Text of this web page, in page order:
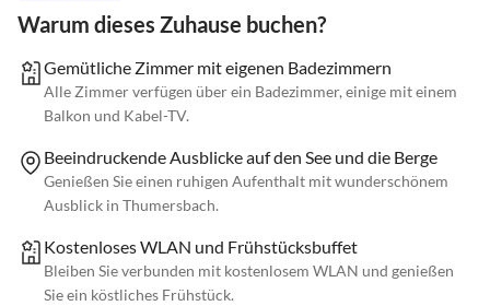
Warum dieses Zuhause buchen?
Gemütliche Zimmer mit eigenen Badezimmern
Alle Zimmer verfügen über ein Badezimmer, einige mit einem
Balkon und Kabel-TV.
Beeindruckende Ausblicke auf den See und die Berge
Genießen Sie einen ruhigen Aufenthalt mit wunderschönem
Ausblick in Thumersbach.
Kostenloses WLAN und Frühstücksbuffet
Bleiben Sie verbunden mit kostenlosem WLAN und genießen
Sie ein köstliches Frühstück.